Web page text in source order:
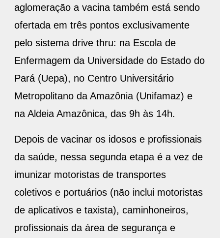
pelo sistema drive thru: na Escola de
Enfermagem da Universidade do Estado do
Pará (Uepa), no Centro Universitário
Metropolitano da Amazônia (Unifamaz) e
na Aldeia Amazônica, das 9h às 14h.
Depois de vacinar os idosos e profissionais
da saúde, nessa segunda etapa é a vez de
imunizar motoristas de transportes
coletivos e portuários (não inclui motoristas
de aplicativos e taxista), caminhoneiros,
profissionais da área de segurança e
salvamento e portadores de doenças
crônicas não transmissíveis, detentos e